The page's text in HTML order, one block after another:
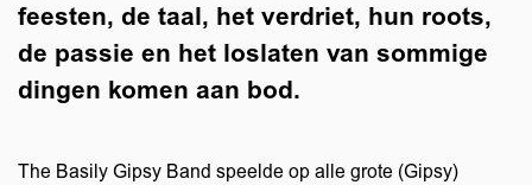
feesten, de taal, het verdriet, hun roots,
de passie en het loslaten van sommige
dingen komen aan bod.
The Basily Gipsy Band speelde op alle grote (Gipsy)